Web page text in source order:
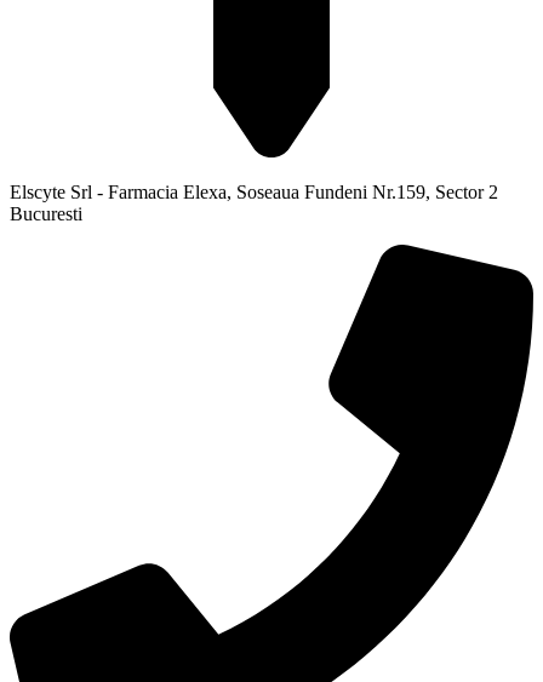
Elscyte Srl - Farmacia Elexa, Soseaua Fundeni Nr.159, Sector 2
Bucuresti